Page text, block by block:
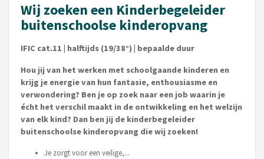
Wij zoeken een Kinderbegeleider
buitenschoolse kinderopvang
IFIC cat.11 | halftijds (19/38°) | bepaalde duur
Hou jij van het werken met schoolgaande kinderen en
krijg je energie van hun fantasie, enthousiasme en
verwondering? Ben je op zoek naar een job waarin je
écht het verschil maakt in de ontwikkeling en het welzijn
van elk kind? Dan ben jij de kinderbegeleider
buitenschoolse kinderopvang die wij zoeken!
Je zorgt voor een veilige,...